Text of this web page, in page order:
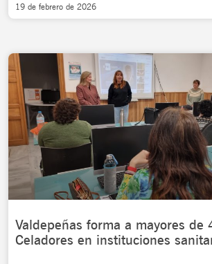
19 de febrero de 2026
Valdepeñas forma a mayores de
Celadores en instituciones